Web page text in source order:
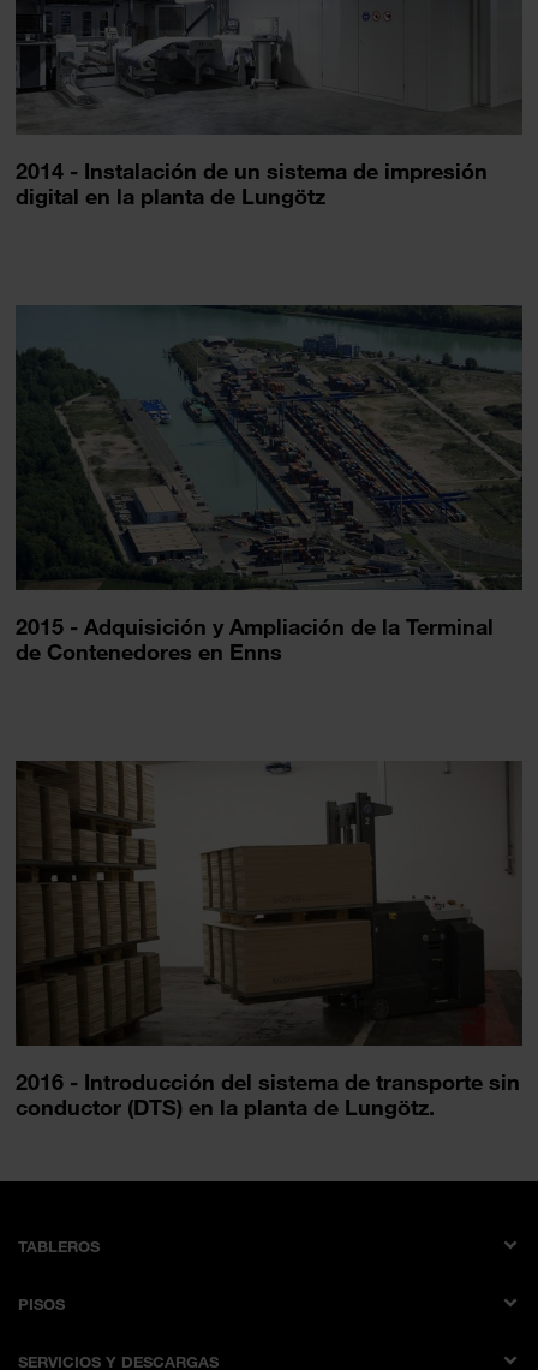
2014 - Instalación de un sistema de impresión
digital en la planta de Lungötz
2015 - Adquisición y Ampliación de la Terminal
de Contenedores en Enns
2016 - Introducción del sistema de transporte sin
conductor (DTS) en la planta de Lungötz.
TABLEROS
Tableros laminados multiadheridos
PISOS
SERVICIOS Y DESCARGAS